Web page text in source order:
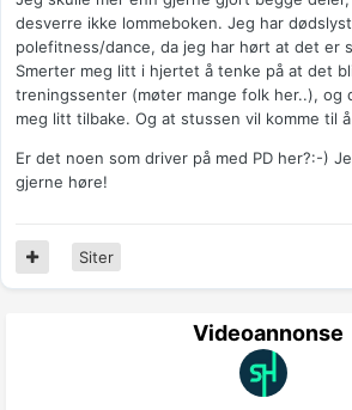
desverre ikke lommeboken. Jeg har
polefitness/dance, da jeg har hørt at det er
Smerter meg litt i hjertet å tenke på at det
treningssenter (møter mange folk her..), og
meg litt tilbake. Og at stussen vil komme til
Er det noen som driver på med PD her?:-)
gjerne høre!
Siter
Videoannonse